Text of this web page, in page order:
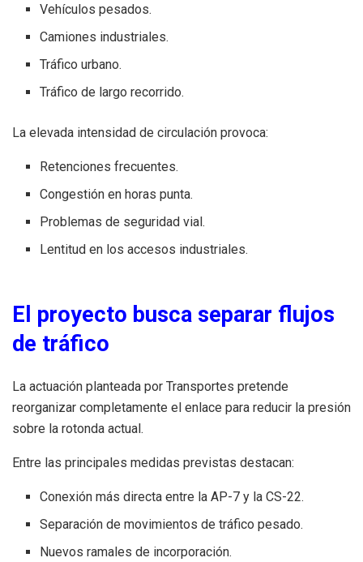
Vehículos pesados.
Camiones industriales.
Tráfico urbano.
Tráfico de largo recorrido.
La elevada intensidad de circulación provoca:
Retenciones frecuentes.
Congestión en horas punta.
Problemas de seguridad vial.
Lentitud en los accesos industriales.
El proyecto busca separar flujos
de tráfico
La actuación planteada por Transportes pretende
reorganizar completamente el enlace para reducir la presión
sobre la rotonda actual.
Entre las principales medidas previstas destacan:
Conexión más directa entre la AP-7 y la CS-22.
Separación de movimientos de tráfico pesado.
Nuevos ramales de incorporación.